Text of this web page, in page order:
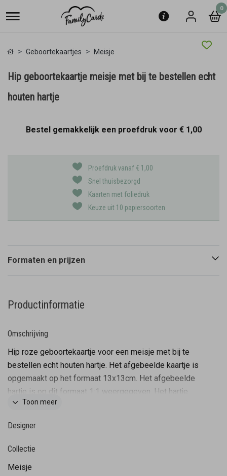
0
Geboortekaartjes Meisje
Hip geboortekaartje meisje met bij te bestellen echt
houten hartje
Bestel gemakkelijk een proefdruk voor € 1,00
Proefdruk vanaf € 1,00
Snel thuisbezorgd
Kaarten met foliedruk
Keuze uit 10 papiersoorten
Formaten en prijzen
Productinformatie
Omschrijving
Hip roze geboortekaartje voor een meisje met bij te
bestellen echt houten hartje. Het afgebeelde kaartje is
opgemaakt op het formaat 13x13cm. Het afgebeelde
hartje is op dit formaat 1:1 weergegeven. Het hartje
wordt niet afgedrukt op de kaart maar is los bij te
plaats plakken en zo maak je je kaartje nóg specialer.
Het hartje is voorzien van een plakkertje en zo dus
ook in sterretje en strikje verkrijgbaar. Tevens zijn de
Toon meer
Designer
Collectie
Meisje